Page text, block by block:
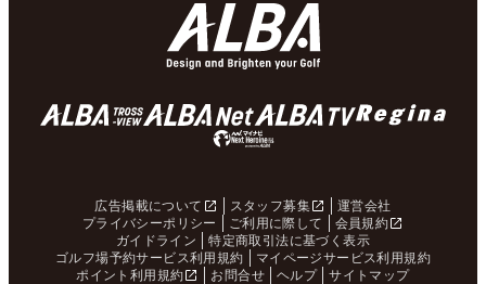
広告掲載について スタッフ募集
運営会社
プライバシーポリシー
ご利用に際して
会員規約
ガイドライン
特定商取引法に基づく表示
ゴルフ場予約サービス利用規約
マイページサービス利用規約
ポイント利用規約
お問合せ ヘルプ サイトマップ